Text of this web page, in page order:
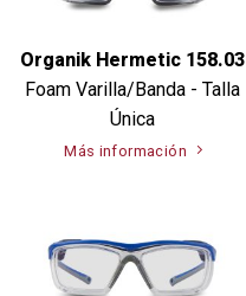
Organik Hermetic 158.03
Foam Varilla/Banda - Talla
Única
Más información